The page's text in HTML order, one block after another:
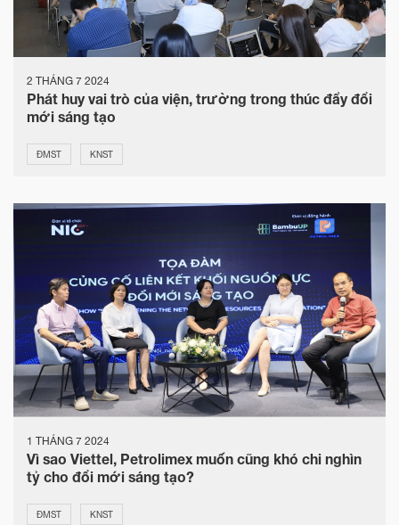
2 THÁNG 7 2024
Phát huy vai trò của viện, trường trong thúc đẩy đổi
mới sáng tạo
ĐMST KNST
1 THÁNG 7 2024
Vì sao Viettel, Petrolimex muốn cũng khó chi nghìn
tỷ cho đổi mới sáng tạo?
ĐMST KNST